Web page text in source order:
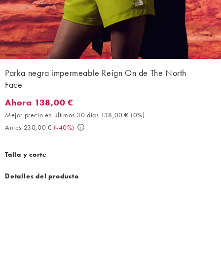
Parka negra impermeable Reign On de The North
Face
Ahora 138,00 €. Mejor precio en últimos 30 días 138,00 €
Ahora 138,00 €
Mejor precio en últimos 30 días 138,00 € (0%)
Antes 230,00 € (-40%)
Talla y corte
Detalles del producto